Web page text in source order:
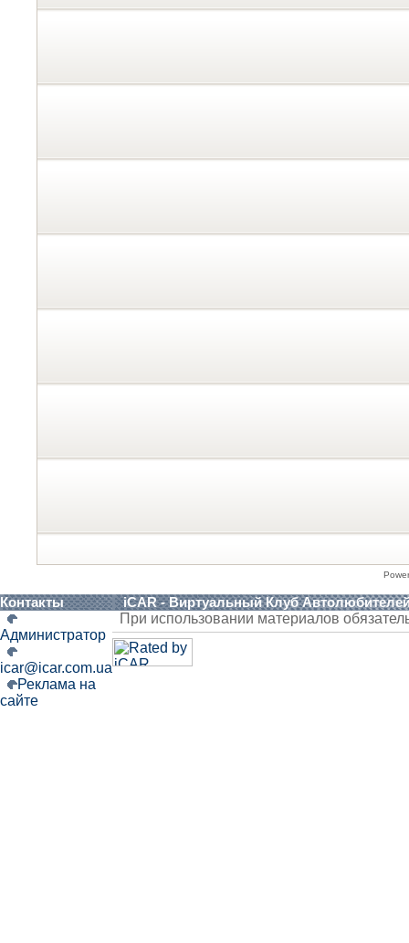
Контакты iCAR - Виртуальный Клуб
Администратор
icar@icar.com.ua
Реклама на
сайте
При использовании материалов